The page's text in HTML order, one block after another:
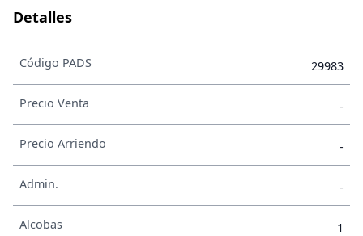
Detalles
Código PADS 29983
Precio Venta -
Precio Arriendo -
Admin. -
Alcobas 1